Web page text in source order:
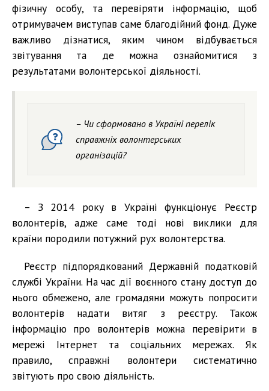
фізичну особу, та перевіряти інформацію, щоб
отримувачем виступав саме благодійний фонд. Дуже
важливо дізнатися, яким чином відбувається
звітування та де можна ознайомитися з
результатами волонтерської діяльності.
– Чи сформовано в Україні перелік
справжніх волонтерських
організацій?
– З 2014 року в Україні функціонує Реєстр
волонтерів, адже саме тоді нові виклики для
країни породили потужний рух волонтерства.
Реєстр підпорядкований Державній податковій
службі України. На час дії воєнного стану доступ до
нього обмежено, але громадяни можуть попросити
волонтерів надати витяг з реєстру. Також
інформацію про волонтерів можна перевірити в
мережі Інтернет та соціальних мережах. Як
правило, справжні волонтери систематично
звітують про свою діяльність.